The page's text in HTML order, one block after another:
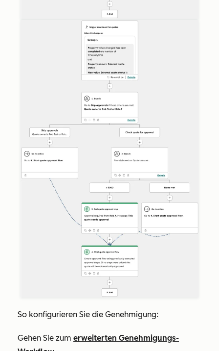
So konfigurieren Sie die Genehmigung:
Gehen Sie zum erweiterten Genehmigungs-